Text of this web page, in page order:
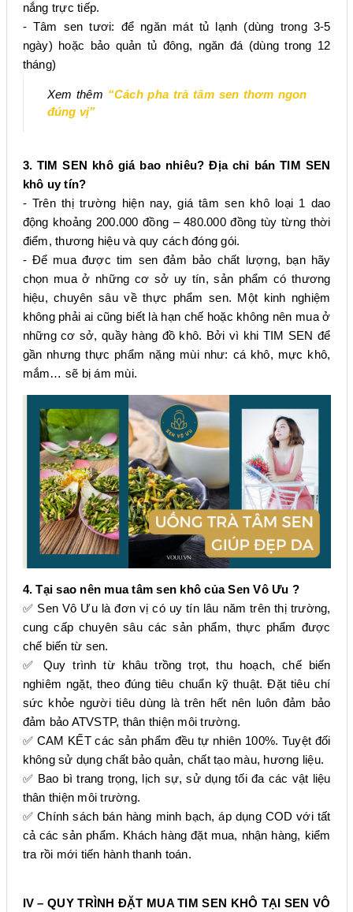
nắng trực tiếp.
- Tâm sen tươi: để ngăn mát tủ lạnh (dùng trong 3-5
ngày) hoặc bảo quản tủ đông, ngăn đá (dùng trong 12
tháng)
Xem thêm “Cách pha trà tâm sen thơm ngon
đúng vị”
3. TIM SEN khô giá bao nhiêu? Địa chỉ bán TIM SEN
khô uy tín?
- Trên thị trường hiện nay, giá tâm sen khô loại 1 dao
động khoảng 200.000 đồng – 480.000 đồng tùy từng thời
điểm, thương hiệu và quy cách đóng gói.
- Để mua được tim sen đảm bảo chất lượng, bạn hãy
chọn mua ở những cơ sở uy tín, sản phẩm có thương
hiệu, chuyên sâu về thực phẩm sen. Một kinh nghiệm
không phải ai cũng biết là hạn chế hoặc không nên mua ở
những cơ sở, quầy hàng đồ khô. Bởi vì khi TIM SEN để
gần nhưng thực phẩm nặng mùi như: cá khô, mực khô,
mắm… sẽ bị ám mùi.
4. Tại sao nên mua tâm sen khô của Sen Vô Ưu ?
✅ Sen Vô Ưu là đơn vị có uy tín lâu năm trên thị trường,
cung cấp chuyên sâu các sản phẩm, thực phẩm được
chế biến từ sen.
✅ Quy trình từ khâu trồng trọt, thu hoạch, chế biến
nghiêm ngặt, theo đúng tiêu chuẩn kỹ thuật. Đặt tiêu chí
sức khỏe người tiêu dùng là trên hết nên luôn đảm bảo
đảm bảo ATVSTP, thân thiện môi trường.
✅ CAM KẾT các sản phẩm đều tự nhiên 100%. Tuyệt đối
không sử dụng chất bảo quản, chất tạo màu, hương liệu.
✅ Bao bì trang trọng, lịch sự, sử dụng tối đa các vật liệu
thân thiện môi trường.
✅Chính sách bán hàng minh bạch, áp dụng COD với tất
cả các sản phẩm. Khách hàng đặt mua, nhận hàng, kiểm
tra rồi mới tiến hành thanh toán.
IV – QUY TRÌNH ĐẶT MUA TIM SEN KHÔ TẠI SEN VÔ